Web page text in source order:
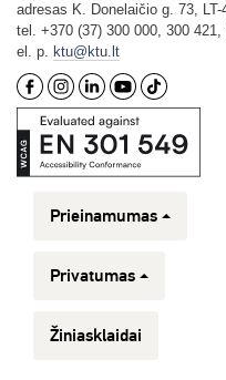
adresas K. Donelaičio g. 73, LT-
tel. +370 (37) 300 000, 300
el. p. ktu@ktu.lt
Prieinamumas
Privatumas
Žiniasklaidai